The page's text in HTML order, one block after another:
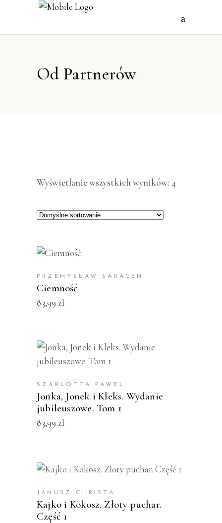
Od Partnerów
Wyświetlanie wszystkich wyników: 4
PRZEMYSŁAW SARACEN
Ciemność
83,99 zł
KUP PRODUKT
SZARLOTTA PAWEL
Jonka, Jonek i Kleks. Wydanie
jubileuszowe. Tom 1
83,99 zł
KUP PRODUKT
JANUSZ CHRISTA
Kajko i Kokosz. Złoty puchar.
Część 1